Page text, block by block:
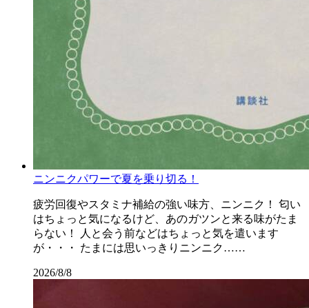
ニンニクパワーで夏を乗り切る！
疲労回復やスタミナ補給の強い味方、ニンニク！ 匂い
はちょっと気になるけど、あのガツンと来る味がたま
らない！ 人と会う前などはちょっと気を遣います
が・・・ たまには思いっきりニンニク……
2026/8/8